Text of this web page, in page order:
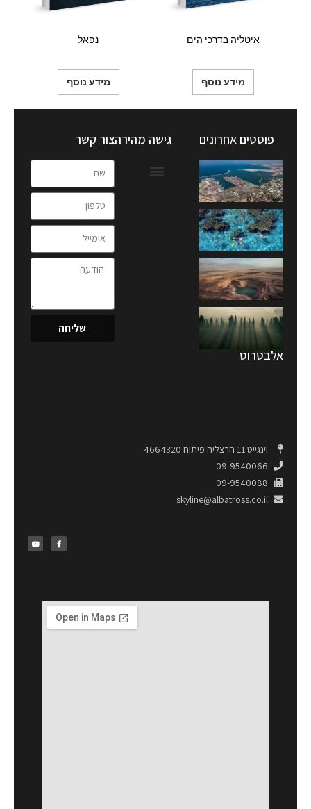
נפאל
מידע נוסף
איטליה בדרכי הים
מידע נוסף
פוסטים אחרונים גישה מהירהצור קשר
שליחה
אלבטרוס
וינגייט 11 הרצליה פיתוח 4664320
09-9540066
09-9540088
skyline@albatross.co.il